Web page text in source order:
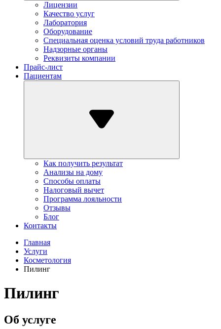
Лицензии
Качество услуг
Лаборатория
Оборудование
Специальная оценка условий труда работников
Надзорные органы
Реквизиты компании
Прайс-лист
Пациентам
Как получить результат
Анализы на дому
Способы оплаты
Налоговый вычет
Программа лояльности
Отзывы
Блог
Контакты
Главная
Услуги
Косметология
Пилинг
Пилинг
Об услуге